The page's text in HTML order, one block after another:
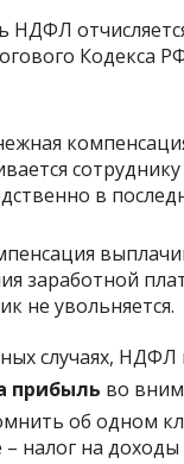
НДФЛ
Кодекса
сотруднику
в
заработной
не увольняется.
случаях, НДФЛ
прибыль во
об одном
налог на